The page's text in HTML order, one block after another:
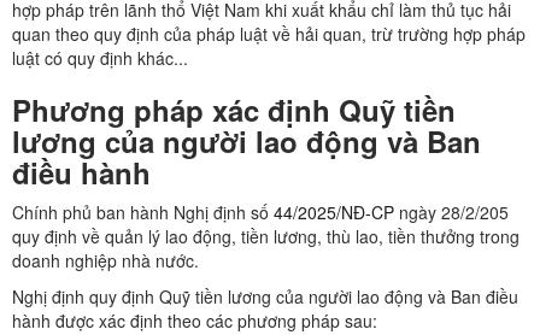
hợp pháp trên lãnh thổ Việt Nam khi xuất khẩu chỉ làm thủ tục hải
quan theo quy định của pháp luật về hải quan, trừ trường hợp pháp
luật có quy định khác...
Phương pháp xác định Quỹ tiền
lương của người lao động và Ban
điều hành
Chính phủ ban hành Nghị định số 44/2025/NĐ-CP ngày 28/2/205
quy định về quản lý lao động, tiền lương, thù lao, tiền thưởng trong
doanh nghiệp nhà nước.
Nghị định quy định Quỹ tiền lương của người lao động và Ban điều
hành được xác định theo các phương pháp sau: